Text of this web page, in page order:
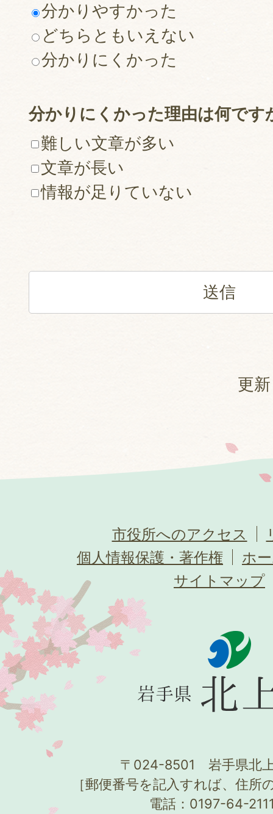
分かりやすかった
どちらともいえない
分かりにくかった
分かりにくかった理由は何です
難しい文章が多い
文章が長い
情報が足りていない
更
市役所へのアクセス
個人情報保護・著作権
ホ
サイトマップ
〒024-8501 岩手県北
［郵便番号を記入すれば、住所
電話：0197-64-